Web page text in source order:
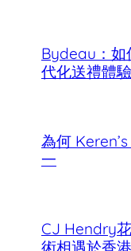
Bydeau：如
代化送禮體驗
為何
一
CJ Hendry
術相遇於香